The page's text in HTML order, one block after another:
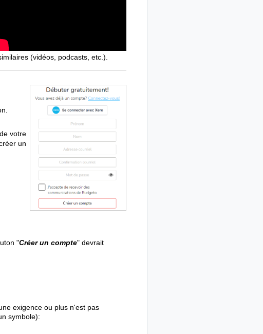
(vidéos, podcasts, etc.).
votre
un
"Créer un compte" devrait
exigence ou plus n'est pas
symbole):